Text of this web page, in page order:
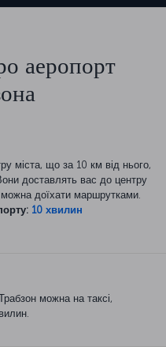
аеропорт
міста, що за 10 км від нього,
доставлять вас до центру
доїхати маршрутками.
10 хвилин
можна на таксі,